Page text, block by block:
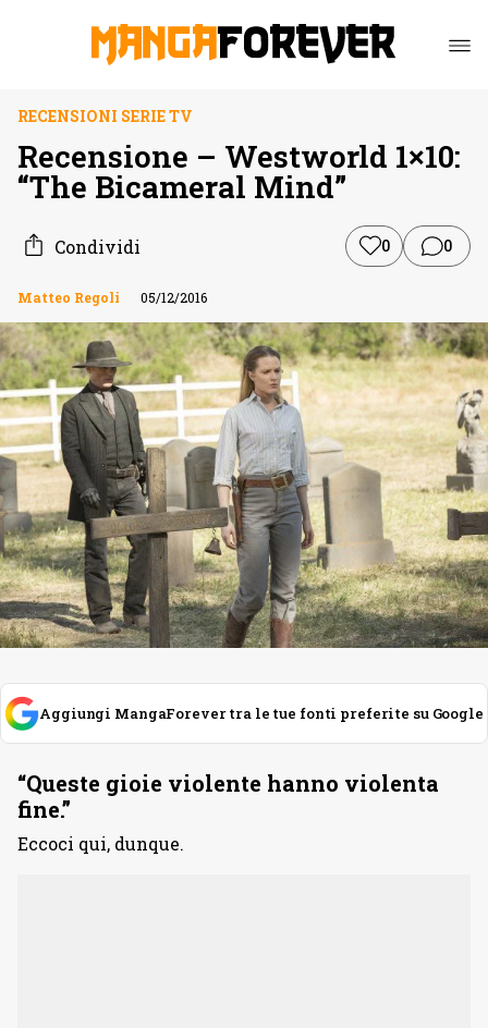
RECENSIONI SERIE TV
Recensione – Westworld 1×10:
“The Bicameral Mind”
Condividi 0 0
Matteo Regoli 05/12/2016
Aggiungi MangaForever tra le tue fonti preferite su Google
“Queste gioie violente hanno violenta
fine.”
Eccoci qui, dunque.